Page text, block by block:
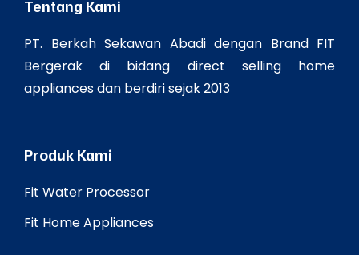
Tentang Kami
PT. Berkah Sekawan Abadi dengan Brand FIT
Bergerak di bidang direct selling home
appliances dan berdiri sejak 2013
Produk Kami
Fit Water Processor
Fit Home Appliances